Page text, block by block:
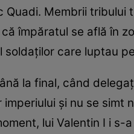
Quadi. Membrii
împăratul se află în
soldaţilor care luptau
la final, când
imperiului şi nu se
lui Valentin I i